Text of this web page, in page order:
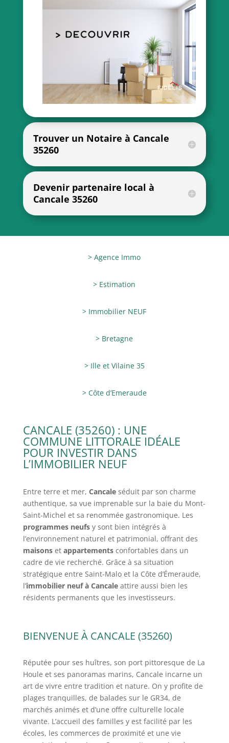
Trouver un Notaire à Cancale
35260
Devenir partenaire local à
Cancale 35260
> Agence Immo
> Estimation
> Immobilier NEUF
> Bretagne
> Ille et Vilaine 35
> Côte d’Emeraude
CANCALE (35260) : UNE
COMMUNE LITTORALE IDÉALE
POUR INVESTIR DANS
L’IMMOBILIER NEUF
Entre terre et mer, Cancaleséduit par son charme
authentique, sa vue imprenable sur la baie du Mont-
Saint-Michel et sa renommée gastronomique. Les
programmes neufsy sont bien intégrés à
l’environnement naturel et patrimonial, offrant des
maisonset appartementsconfortables dans un
cadre de vie recherché. Grâce à sa situation
stratégique entre Saint-Malo et la Côte d’Émeraude,
l’immobilier neuf à Cancaleattire aussi bien les
résidents permanents que les investisseurs.
BIENVENUE À CANCALE (35260)
Réputée pour ses huîtres, son port pittoresque de La
Houle et ses panoramas marins, Cancale incarne un
art de vivre entre tradition et nature. On y profite de
plages tranquilles, de balades sur le GR34, de
marchés animés et d’une offre culturelle locale
vivante. L’accueil des familles y est facilité par les
écoles, les commerces de proximité et une vie